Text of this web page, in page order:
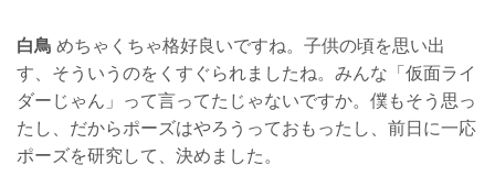
白鳥 めちゃくちゃ格好良いですね。子供の頃を思い出
す、そういうのをくすぐられましたね。みんな「仮面ライ
ダーじゃん」って言ってたじゃないですか。僕もそう思っ
たし、だからポーズはやろうっておもったし、前日に一応
ポーズを研究して、決めました。